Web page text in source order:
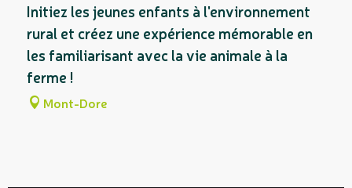
Initiez les jeunes enfants à l'environnement
rural et créez une expérience mémorable en
les familiarisant avec la vie animale à la
ferme !
Mont-Dore